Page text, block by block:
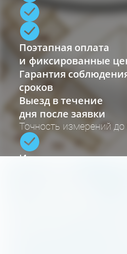
Поэтапная оплата
и фиксированные
Гарантия
сроков
Выезд в течение
дня после заявки
Точность измерений до
Имеются все допуски